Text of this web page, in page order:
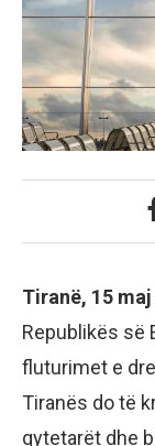
Tiranë, 15
Republikës së
fluturimet e
Tiranës do të
qytetarët dhe